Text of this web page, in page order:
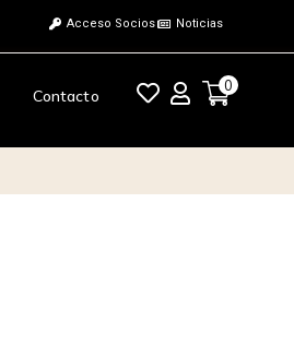
Acceso Socios Noticias
Contacto
0